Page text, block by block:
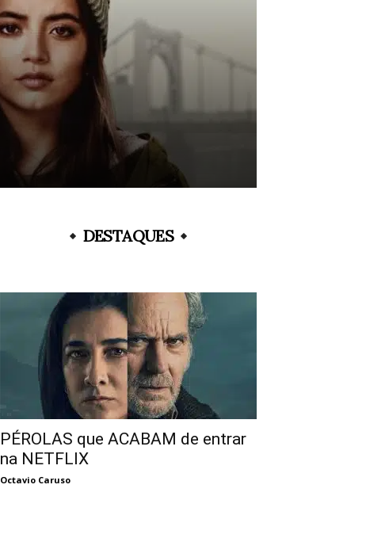
DESTAQUES
PÉROLAS que ACABAM de entrar
na NETFLIX
Octavio Caruso